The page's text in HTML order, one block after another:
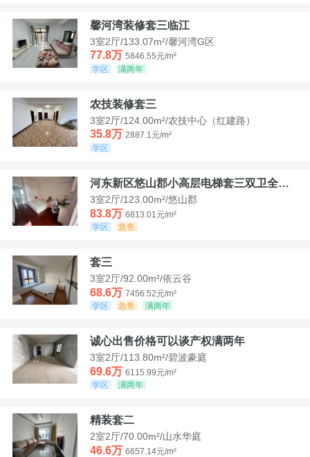
馨河湾装修套三临江
3室2厅/133.07m²/馨河湾G区
77.8万 5846.55元/m²
学区
满两年
农技装修套三
3室2厅/124.00m²/农技中心（红建路）
35.8万 2887.1元/m²
学区
河东新区悠山郡小高层电梯套三双卫全装带家具家电
3室2厅/123.00m²/悠山郡
83.8万 6813.01元/m²
学区
急售
套三
3室2厅/92.00m²/依云谷
68.6万 7456.52元/m²
学区
急售 满两年
诚心出售价格可以谈产权满两年
3室2厅/113.80m²/碧波豪庭
69.6万 6115.99元/m²
学区
满两年
精装套二
2室2厅/70.00m²/山水华庭
46.6万 6657.14元/m²